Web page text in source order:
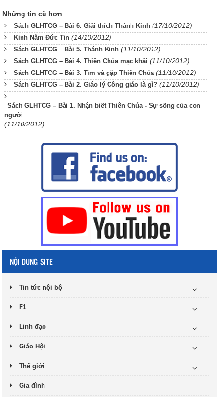
Những tin cũ hơn
Sách GLHTCG – Bài 6. Giải thích Thánh Kinh (17/10/2012)
Kinh Năm Đức Tin (14/10/2012)
Sách GLHTCG – Bài 5. Thánh Kinh (11/10/2012)
Sách GLHTCG – Bài 4. Thiên Chúa mạc khải (11/10/2012)
Sách GLHTCG – Bài 3. Tìm và gặp Thiên Chúa (11/10/2012)
Sách GLHTCG – Bài 2. Giáo lý Công giáo là gì? (11/10/2012)
Sách GLHTCG – Bài 1. Nhận biết Thiên Chúa - Sự sống của con
người
(11/10/2012)
NỘI DUNG SITE
Tin tức nội bộ
F1
Linh đạo
Giáo Hội
Thế giới
Gia đình